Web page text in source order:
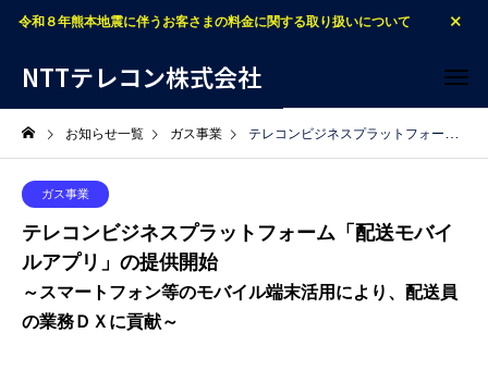
令和８年熊本地震に伴うお客さまの料金に関する取り扱いについて
NTTテレコン株式会社
お知らせ一覧 ガス事業 テレコンビジネスプラットフォーム「配送モバイルアプリ」の提供開始～スマートフォン等のモバイル端末活用により、配送員の業務ＤＸに貢献～
ガス事業
テレコンビジネスプラットフォーム「配送モバイ
ルアプリ」の提供開始
～スマートフォン等のモバイル端末活用により、配送員
の業務ＤＸに貢献～